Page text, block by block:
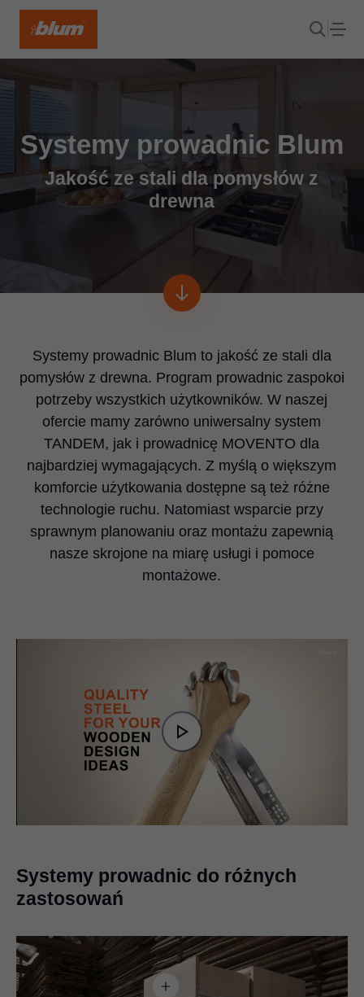
Systemy prowadnic Blum
Jakość ze stali dla pomysłów z
drewna
Systemy prowadnic Blum to jakość ze stali dla
pomysłów z drewna. Program prowadnic zaspokoi
potrzeby wszystkich użytkowników. W naszej
ofercie mamy zarówno uniwersalny system
TANDEM, jak i prowadnicę MOVENTO dla
najbardziej wymagających. Z myślą o większym
komforcie użytkowania dostępne są też różne
technologie ruchu. Natomiast wsparcie przy
sprawnym planowaniu oraz montażu zapewnią
nasze skrojone na miarę usługi i pomoce
montażowe.
Video
Player
loading.Play
Video
Systemy prowadnic do różnych
zastosowań